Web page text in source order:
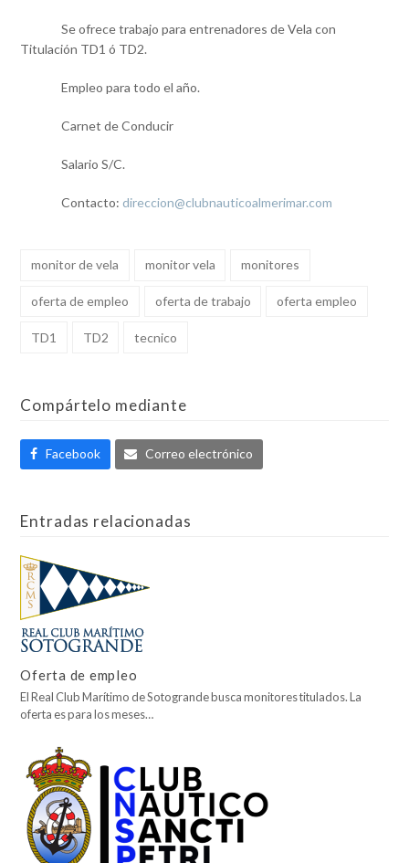
Se ofrece trabajo para entrenadores de Vela con
Titulación TD1 ó TD2.
Empleo para todo el año.
Carnet de Conducir
Salario S/C.
Contacto: direccion@clubnauticoalmerimar.com
monitor de vela monitor vela monitores
oferta de empleo oferta de trabajo oferta empleo
TD1 TD2 tecnico
Compártelo mediante
Facebook Correo electrónico
Entradas relacionadas
Oferta de empleo
El Real Club Marítimo de Sotogrande busca monitores titulados. La
oferta es para los meses…